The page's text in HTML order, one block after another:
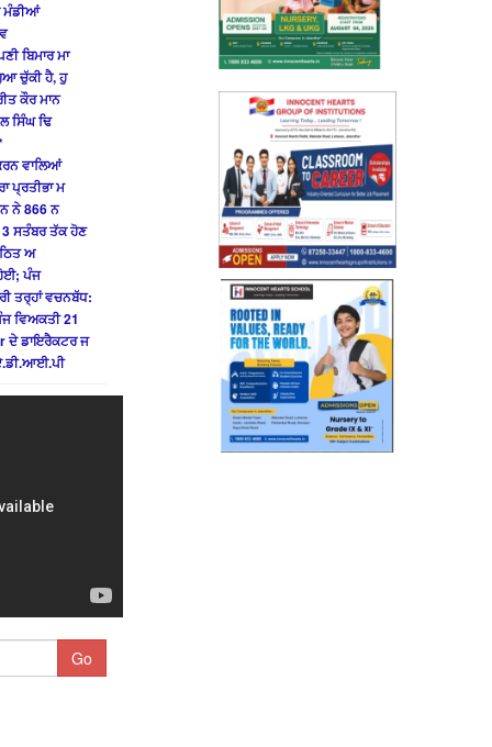
ਮੰਡੀਆਂ
ਬਿਮਾਰ ਮਾ
ਚੁੱਕੀ ਹੈ, ਹੁ
ਕੌਰ ਮਾਨ
ਸਿੰਘ ਢਿ
ਵਾਲਿਆਂ
ਮ
ਨੇ 866 ਨ
ਸਤੰਬਰ ਤੱਕ ਹੋਣ
ਅ
ਪੰਜ
ਤਰ੍ਹਾਂ ਵਚਨਬੱਧ:
ਵਿਅਕਤੀ 21
ਦੇ ਡਾਇਰੈਕਟਰ ਜ